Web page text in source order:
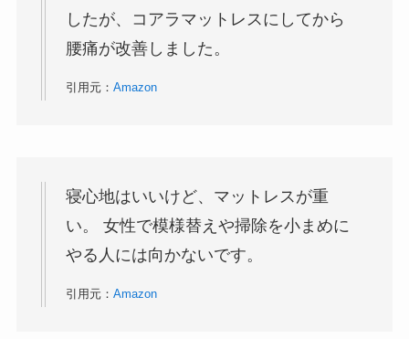
したが、コアラマットレスにしてから
腰痛が改善しました。
引用元： Amazon
寝心地はいいけど、マットレスが重
い。 女性で模様替えや掃除を小まめに
やる人には向かないです。
引用元： Amazon